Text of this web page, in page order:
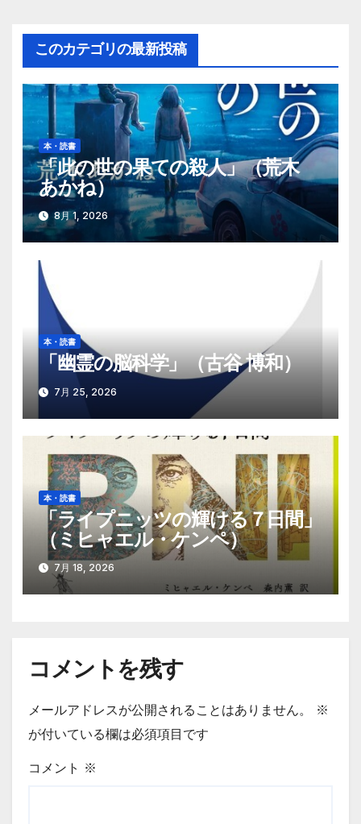
ゲ
ー
シ
ョ
ン
このカテゴリの最新投稿
本・読書
「此の世の果ての殺人」（荒木
あかね）
8月 1, 2026
本・読書
「幽霊の脳科学」（古谷 博和）
7月 25, 2026
本・読書
「ライプニッツの輝ける７日間」
（ミヒャエル・ケンペ）
7月 18, 2026
コメントを残す
メールアドレスが公開されることはありません。
※
が付いている欄は必須項目です
コメント ※